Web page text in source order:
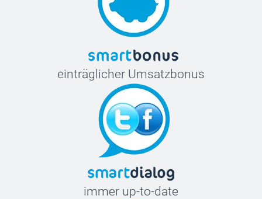
einträglicher Umsatzbonus
immer up-to-date